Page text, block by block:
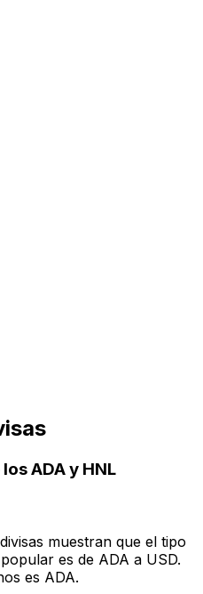
ADA y HNL
muestran que el tipo
es de ADA a USD.
es ADA.